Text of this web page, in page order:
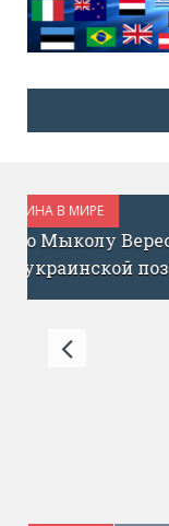
УКРАИНА В МИРЕ
ИЮЛЬ 1, 2017
«Украина
инвестор
украинских